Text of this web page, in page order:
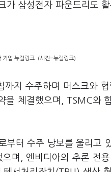
삼성전자 파운드리도
기업 뉴럴링크. (사진=뉴럴링크)
지 수주하며 머스크와
체결했으며, TSMC와
부터 수주 낭보를 울리고
며, 엔비디아의 추론 전